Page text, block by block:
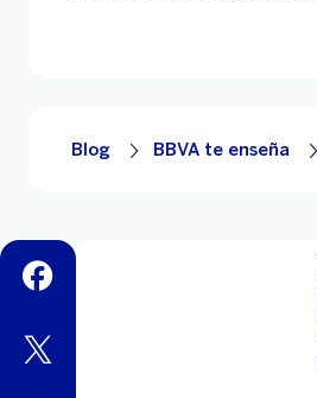
facebook
twitter
Blog BBVA te enseña